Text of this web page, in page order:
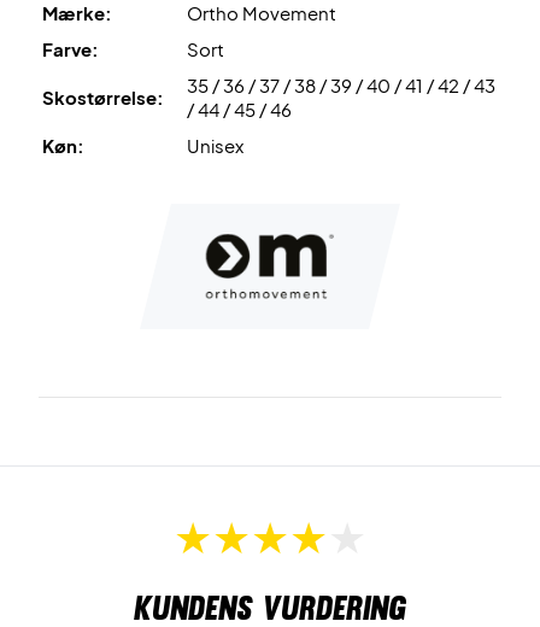
Mærke:
Ortho Movement
Farve:
Sort
Skostørrelse:
35 / 36 / 37 / 38 / 39 / 40 / 41 / 42 / 43
/ 44 / 45 / 46
Køn:
Unisex
Kundens vurdering